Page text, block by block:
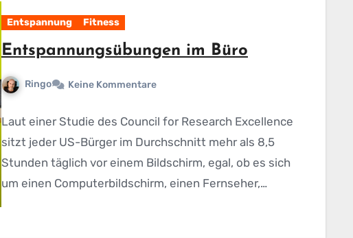
Entspannung Fitness
Entspannungsübungen im Büro
Ringo Keine Kommentare
Laut einer Studie des Council for Research Excellence
sitzt jeder US-Bürger im Durchschnitt mehr als 8,5
Stunden täglich vor einem Bildschirm, egal, ob es sich
um einen Computerbildschirm, einen Fernseher,…